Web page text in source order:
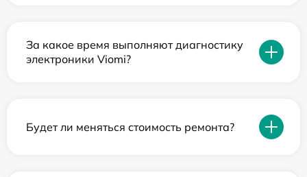
За какое время выполняют диагностику
электроники Viomi?
Будет ли меняться стоимость ремонта?